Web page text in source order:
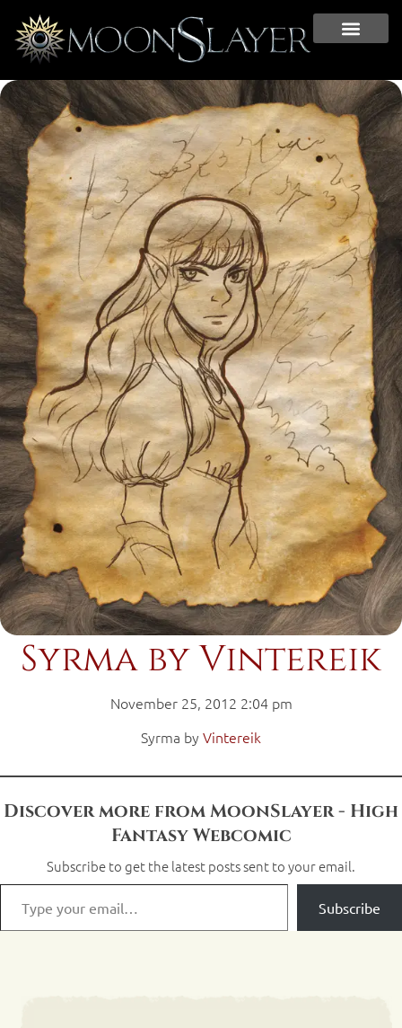
Syrma by Vintereik
November 25, 2012 2:04 pm
Syrma by Vintereik
Discover more from MoonSlayer - High
Fantasy Webcomic
Subscribe to get the latest posts sent to your email.
Subscribe